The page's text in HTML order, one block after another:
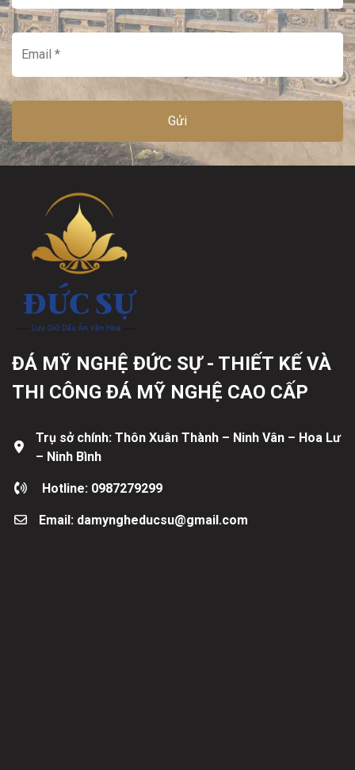
ĐÁ MỸ NGHỆ ĐỨC SỰ - THIẾT KẾ VÀ
THI CÔNG ĐÁ MỸ NGHỆ CAO CẤP
Trụ sở chính: Thôn Xuân Thành – Ninh Vân – Hoa Lư
– Ninh Bình
Hotline: 0987279299
Email: damyngheducsu@gmail.com